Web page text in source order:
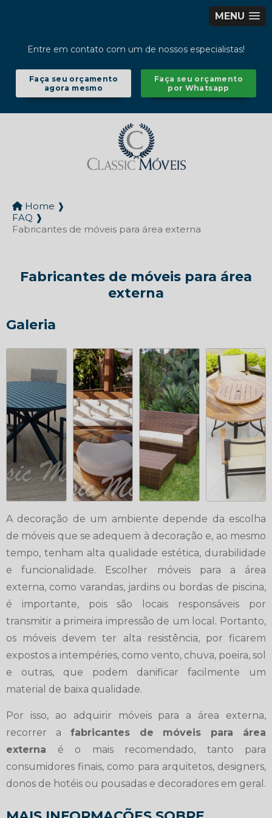
MENU
Entre em contato com um de nossos especialistas!
Faça seu orçamento
agora mesmo
Faça seu orçamento
por Whatsapp
Home ❱
FAQ ❱
Fabricantes de móveis para área externa
Fabricantes de móveis para área
externa
Galeria
A decoração de um ambiente depende da escolha
de móveis que se adequem à decoração e, ao mesmo
tempo, tenham alta qualidade estética, durabilidade
e funcionalidade. Escolher móveis para a área
externa, como varandas, jardins ou bordas de piscina,
é importante, pois são locais responsáveis por
transmitir a primeira impressão de um local. Portanto,
os móveis devem ter alta resistência, por ficarem
expostos a intempéries, como vento, chuva, poeira, sol
e outras, que podem danificar facilmente um
material de baixa qualidade.
Por isso, ao adquirir móveis para a área externa,
recorrer a fabricantes de móveis para área
externa é o mais recomendado, tanto para
consumidores finais, como para arquitetos, designers,
donos de hotéis ou pousadas e decoradores em geral.